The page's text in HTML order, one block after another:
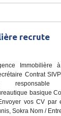
recrute
Immobilière
Contrat
responsable
basique
vos CV par
Sokra Nom /